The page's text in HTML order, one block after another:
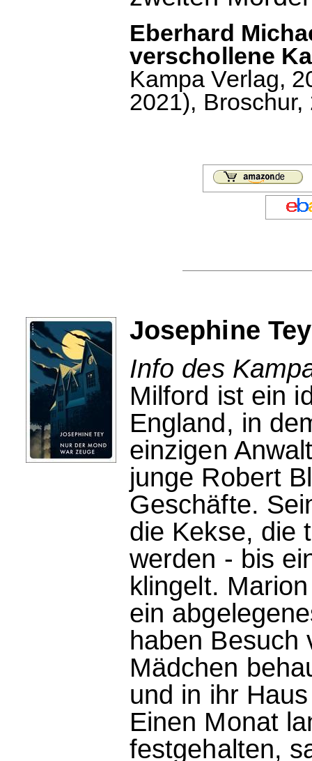
Eberhard
verschollene
Kampa Verlag,
2021),
Josephine
Info des
Milford ist ein
England, in
einzigen
junge Robert
Geschäfte.
die Kekse, die
werden - bis
klingelt.
ein
haben Besuch
Mädchen
und in ihr
Einen Monat
festgehalten,